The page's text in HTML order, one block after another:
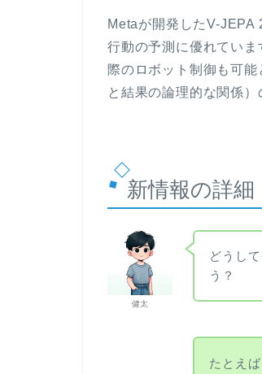
Metaが開発したV-JEPA
行動の予測に優れてい
際のロボット制御も可
と結果の論理的な関係
新情報の詳細
健太
どうし
う？
たとえ